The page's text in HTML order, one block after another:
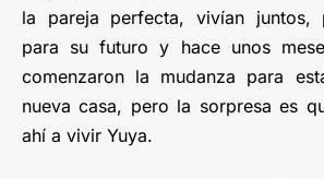
la pareja perfecta, vivían juntos,
para su futuro y hace unos
comenzaron la mudanza para
nueva casa, pero la sorpresa es
ahí a vivir Yuya.